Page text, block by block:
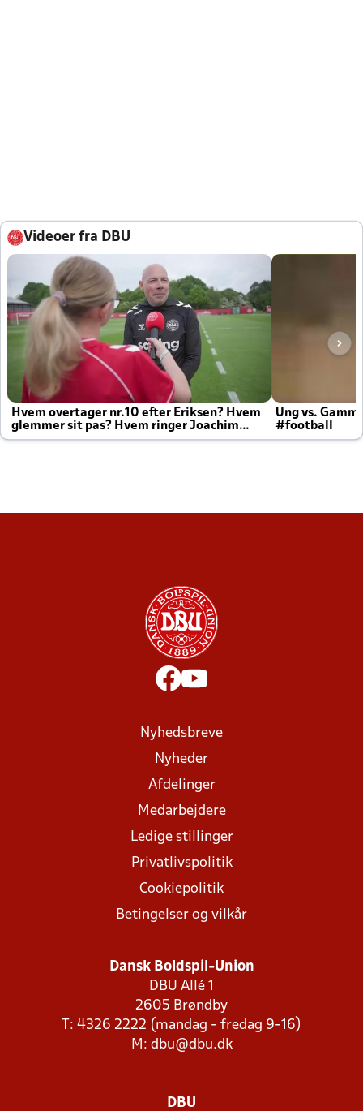
Videoer fra DBU
Hvem overtager nr.10 efter Eriksen? Hvem
glemmer sit pas? Hvem ringer Joachim
altid til efter kampe?
Ung vs.
#football
Nyhedsbreve
Nyheder
Afdelinger
Medarbejdere
Ledige stillinger
Privatlivspolitik
Cookiepolitik
Betingelser og vilkår
Dansk Boldspil-Union
DBU Allé 1
2605 Brøndby
T: 4326 2222 (mandag - fredag 9-16)
M: dbu@dbu.dk
DBU